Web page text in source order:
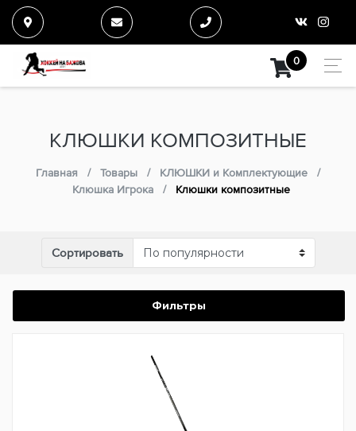
0
КЛЮШКИ КОМПОЗИТНЫЕ
Главная Товары
КЛЮШКИ и Комплектующие
Клюшка Игрока
Клюшки композитные
Сортировать
Фильтры